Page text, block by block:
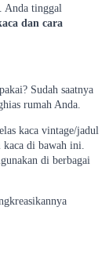
Anda tinggal
dan cara
Sudah saatnya
rumah Anda.
kaca vintage/jadul
di bawah ini.
di berbagai